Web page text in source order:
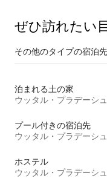
ぜひ訪⁠れ⁠た⁠い
その他のタ⁠イ⁠プ⁠の宿⁠泊⁠先
泊まれる土の家
ウッタル・プラデーシュ
プール付きの宿泊先
ウッタル・プラデーシュ
ホステル
ウッタル・プラデーシュ